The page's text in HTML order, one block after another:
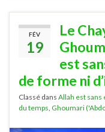
FÉV
19
Le
est
de forme ni
Classé dans Allah est
du temps, Ghoumari